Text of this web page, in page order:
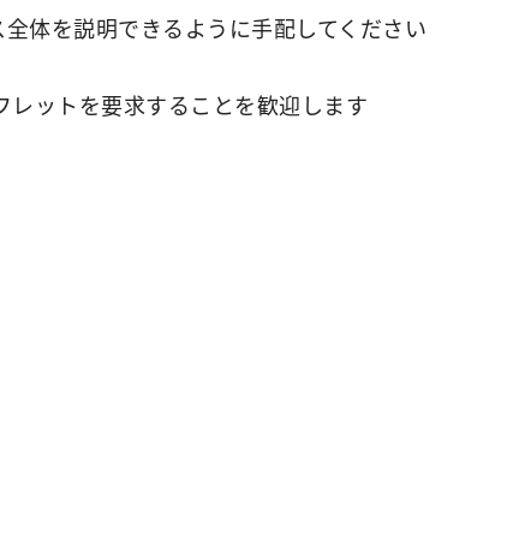
体を説明できるように手配してください
ットを要求することを歓迎します